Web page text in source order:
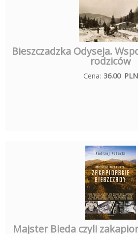
Bieszczadzka Odyseja.
rodziców
Cena: 36.00 PLN
Majster Bieda czyli